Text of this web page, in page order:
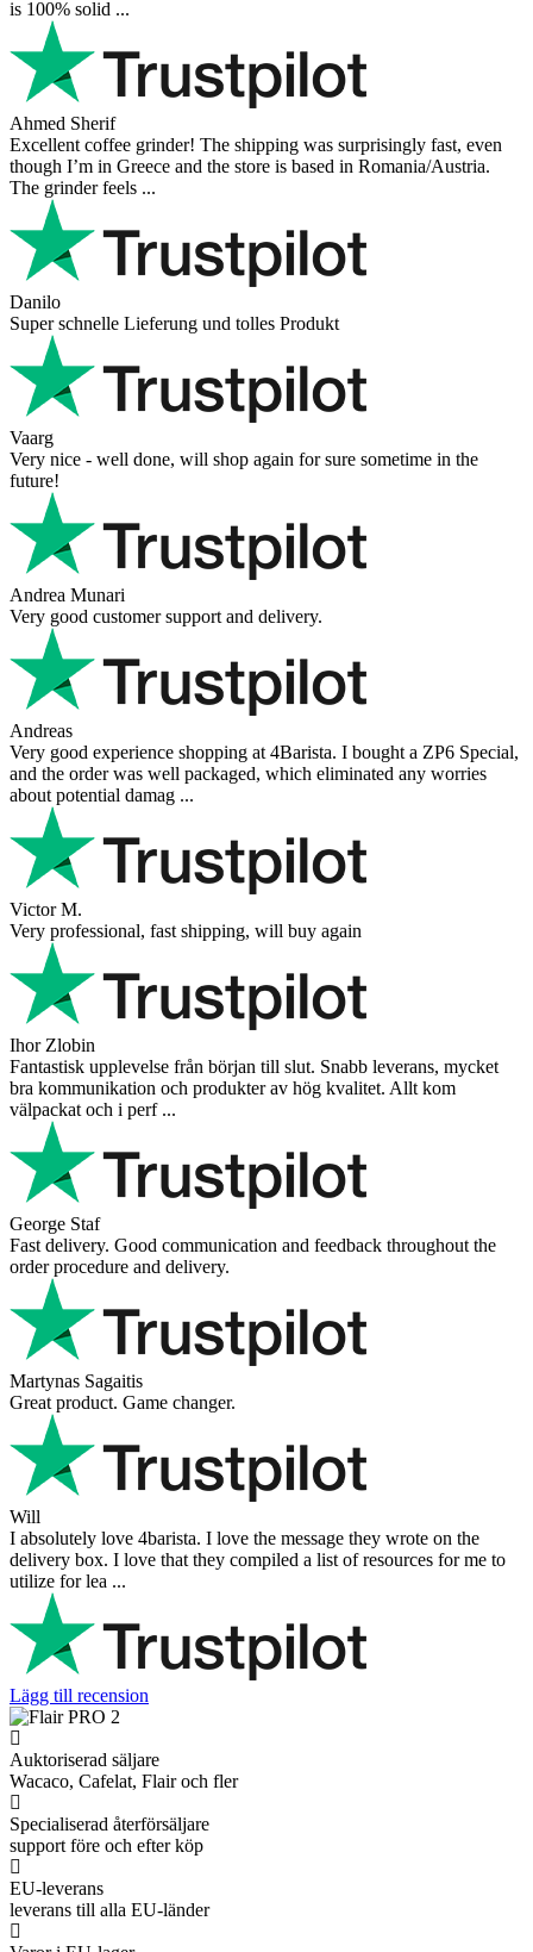
is 100% solid ...
Ahmed Sherif
Excellent coffee grinder! The shipping was surprisingly fast, even
though I’m in Greece and the store is based in Romania/Austria.
The grinder feels ...
Danilo
Super schnelle Lieferung und tolles Produkt
Vaarg
Very nice - well done, will shop again for sure sometime in the
future!
Andrea Munari
Very good customer support and delivery.
Andreas
Very good experience shopping at 4Barista. I bought a ZP6 Special,
and the order was well packaged, which eliminated any worries
about potential damag ...
Victor M.
Very professional, fast shipping, will buy again
Ihor Zlobin
Fantastisk upplevelse från början till slut. Snabb leverans, mycket
bra kommunikation och produkter av hög kvalitet. Allt kom
välpackat och i perf ...
George Staf
Fast delivery. Good communication and feedback throughout the
order procedure and delivery.
Martynas Sagaitis
Great product. Game changer.
Will
I absolutely love 4barista. I love the message they wrote on the
delivery box. I love that they compiled a list of resources for me to
utilize for lea ...
Lägg till recension
Auktoriserad säljare
Wacaco, Cafelat, Flair och fler
Specialiserad återförsäljare
support före och efter köp
EU-leverans
leverans till alla EU-länder